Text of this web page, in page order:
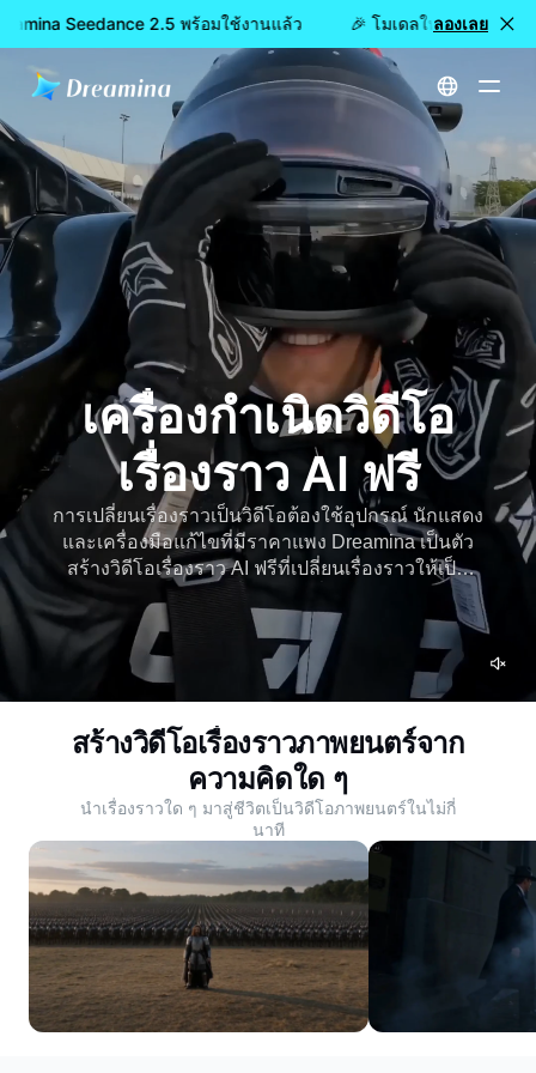
Seedance 2.5 พร้อมใช้งานแล้ว 🎉 โมเดลใหม่เปิดให้ใช้ง
ลองเลย
หน้าหลัก สร้าง เครื่องกำเนิดวิดีโอเรื่องราว AI ฟรี
เครื่องกำเนิดวิดีโอ
เรื่องราว AI ฟรี
การเปลี่ยนเรื่องราวเป็นวิดีโอต้องใช้อุปกรณ์ นักแสดง
และเครื่องมือแก้ไขที่มีราคาแพง Dreamina เป็นตัว
สร้างวิดีโอเรื่องราว AI ฟรีที่เปลี่ยนเรื่องราวให้เป็น
วิดีโอภาพยนตร์ในไม่กี่นาที นำเรื่องราวของคุณมาสู่
ชีวิตโดยไม่มีทักษะทางเทคนิค
สร้างวิดีโอเรื่องราวภาพยนตร์จาก
ความคิดใด ๆ
นำเรื่องราวใด ๆ มาสู่ชีวิตเป็นวิดีโอภาพยนตร์ในไม่กี่
นาที